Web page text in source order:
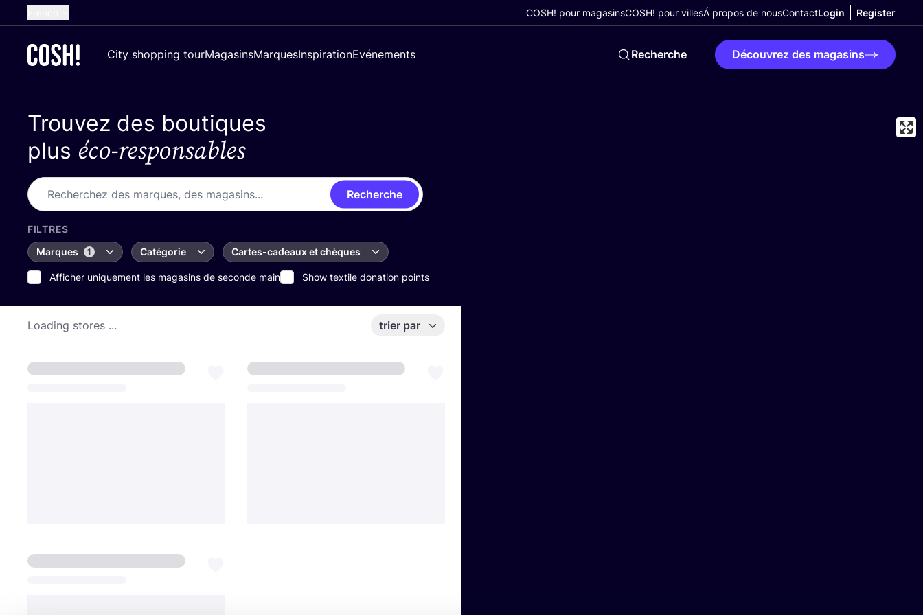
Dutch
German
Croatian
COSH! pour magasinsCOSH! pour villesÁ propos de nousContactLogin Register
City shopping tourMagasinsMarquesInspirationEvénements Recherche Découvrez des magasins
Trouvez des boutiques
plus éco-responsables
Recherche
FILTRES
Marques
1 Catégorie Cartes-cadeaux et chèques
Afficher uniquement les magasins de seconde main Show textile donation points
Loading stores ... trier par